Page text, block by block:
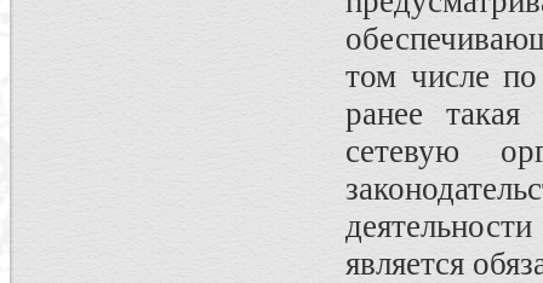
том числе
ранее
сетевую
является